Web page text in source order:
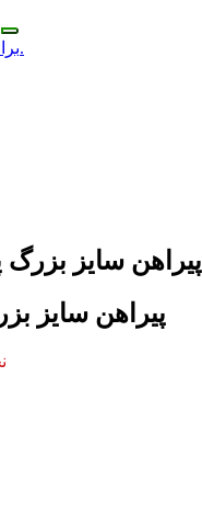
برای محصولات بیشتر کلیک کنید.
پیراهن سایز بزرگ
پیراهن سایز